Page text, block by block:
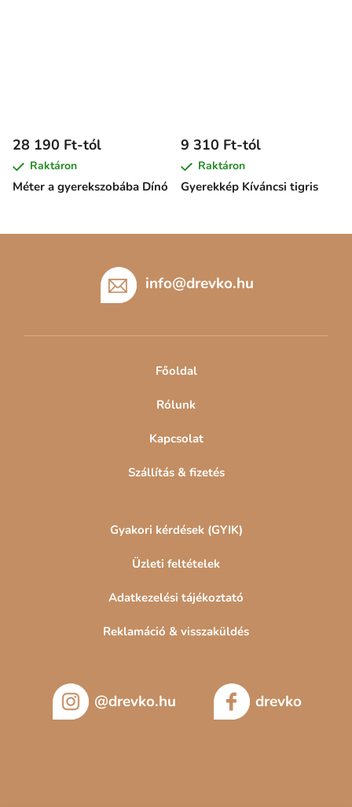
Méter a gyerekszobába Dínó
28 190 Ft-tól
Raktáron
Gyerekkép Kíváncsi tigris
9 310 Ft-tól
Raktáron
info@drevko.hu
Főoldal
Rólunk
Kapcsolat
Szállítás & fizetés
Gyakori kérdések (GYIK)
Üzleti feltételek
Adatkezelési tájékoztató
Reklamáció & visszaküldés
@drevko.hu drevko